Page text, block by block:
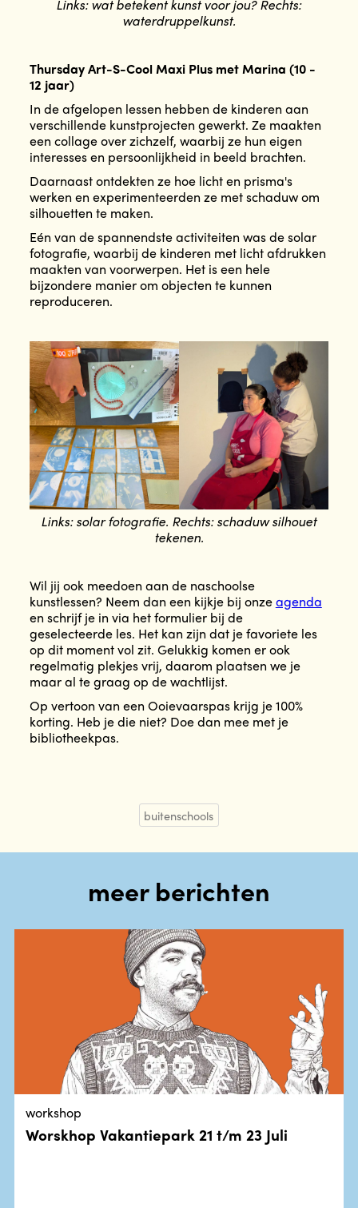
Links: wat betekent kunst voor jou? Rechts:
waterdruppelkunst.
Thursday Art-S-Cool Maxi Plus met Marina (10 -
12 jaar)
In de afgelopen lessen hebben de kinderen aan
verschillende kunstprojecten gewerkt. Ze maakten
een collage over zichzelf, waarbij ze hun eigen
interesses en persoonlijkheid in beeld brachten.
Daarnaast ontdekten ze hoe licht en prisma's
werken en experimenteerden ze met schaduw om
silhouetten te maken.
Eén van de spannendste activiteiten was de solar
fotografie, waarbij de kinderen met licht afdrukken
maakten van voorwerpen. Het is een hele
bijzondere manier om objecten te kunnen
reproduceren.
Links: solar fotografie. Rechts: schaduw silhouet
tekenen.
Wil jij ook meedoen aan de naschoolse
kunstlessen? Neem dan een kijkje bij onzeagenda
en schrijf je in via het formulier bij de
geselecteerde les. Het kan zijn dat je favoriete les
op dit moment vol zit. Gelukkig komen er ook
regelmatig plekjes vrij, daarom plaatsen we je
maar al te graag op de wachtlijst.
Op vertoon van een Ooievaarspas krijg je 100%
korting. Heb je die niet? Doe dan mee met je
bibliotheekpas.
buitenschools
meer berichten
workshop
Worskhop Vakantiepark 21 t/m 23 Juli